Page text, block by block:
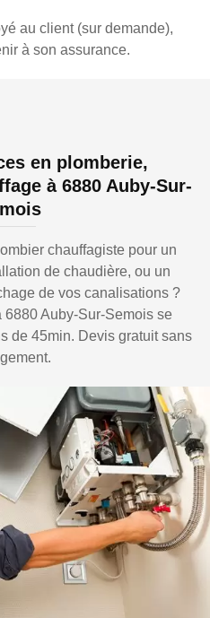
au client (sur demande),
à son assurance.
en plomberie,
à 6880 Auby-Sur-
chauffagiste pour un
de chaudière, ou un
de vos canalisations ?
Auby-Sur-Semois se
de 45min. Devis gratuit sans